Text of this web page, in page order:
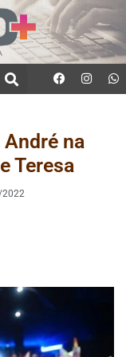
na
Teresa